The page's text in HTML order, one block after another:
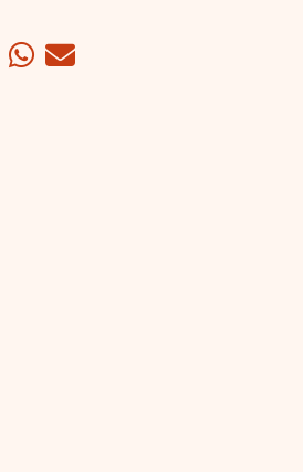
LinkedIn
WhatsApp
Mail